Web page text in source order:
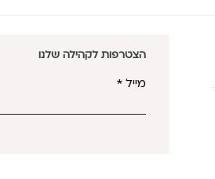
הצטרפות לקהילה שלנו
מייל